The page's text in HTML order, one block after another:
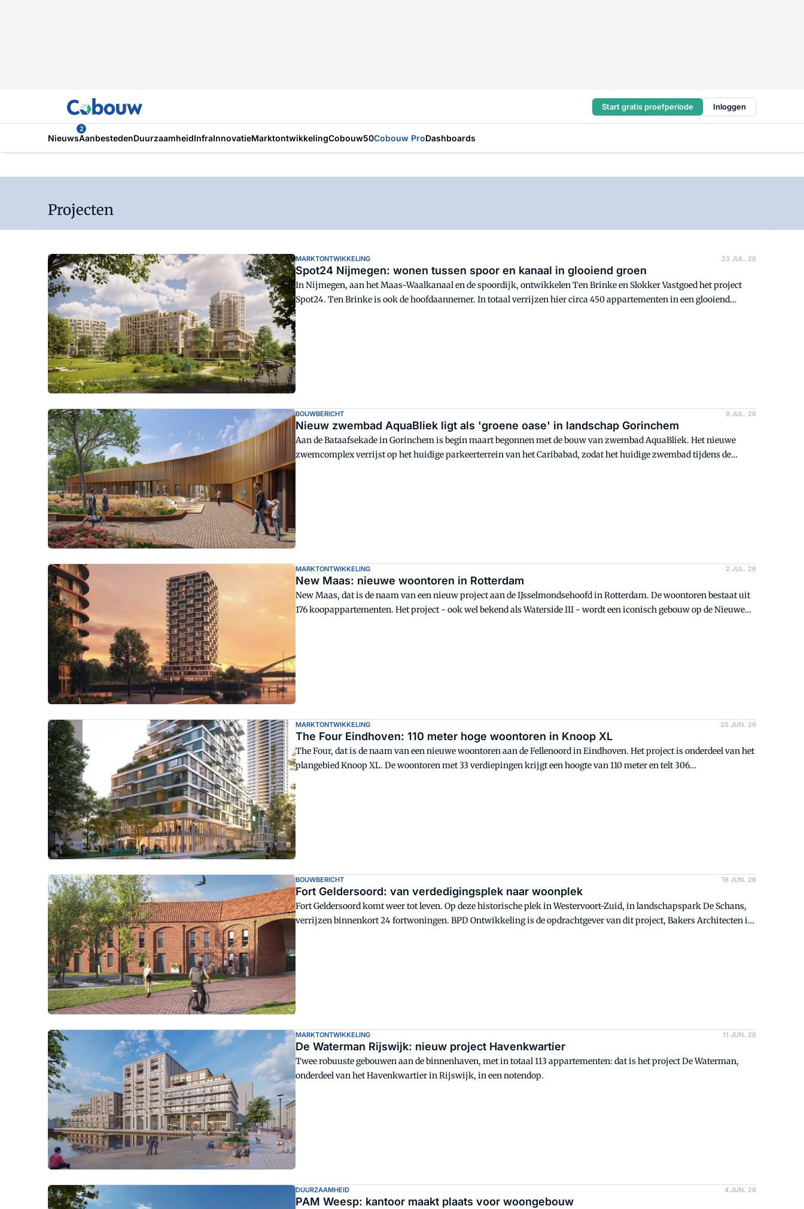
Start gratis proefperiode Inloggen
Nieuws
2
AanbestedenDuurzaamheidInfraInnovatieMarktontwikkelingCobouw50Cobouw ProDashboards
Projecten
MARKTONTWIKKELING 23 JUL. 26
Spot24 Nijmegen: wonen tussen spoor en kanaal in glooiend groen
In Nijmegen, aan het Maas-Waalkanaal en de spoordijk, ontwikkelen Ten Brinke en Slokker Vastgoed het project
Spot24. Ten Brinke is ook de hoofdaannemer. In totaal verrijzen hier circa 450 appartementen in een glooiend
BOUWBERICHT 9 JUL. 26
Nieuw zwembad AquaBliek ligt als 'groene oase' in landschap Gorinchem
Aan de Bataafsekade in Gorinchem is begin maart begonnen met de bouw van zwembad AquaBliek. Het nieuwe
zwemcomplex verrijst op het huidige parkeerterrein van het Caribabad, zodat het huidige zwembad tijdens de
MARKTONTWIKKELING 2 JUL. 26
New Maas: nieuwe woontoren in Rotterdam
New Maas, dat is de naam van een nieuw project aan de IJsselmondsehoofd in Rotterdam. De woontoren bestaat uit
176 koopappartementen. Het project - ook wel bekend als Waterside III - wordt een iconisch gebouw op de Nieuwe
MARKTONTWIKKELING 25 JUN. 26
The Four Eindhoven: 110 meter hoge woontoren in Knoop XL
The Four, dat is de naam van een nieuwe woontoren aan de Fellenoord in Eindhoven. Het project is onderdeel van het
plangebied Knoop XL. De woontoren met 33 verdiepingen krijgt een hoogte van 110 meter en telt 306
BOUWBERICHT 18 JUN. 26
Fort Geldersoord: van verdedigingsplek naar woonplek
Fort Geldersoord komt weer tot leven. Op deze historische plek in Westervoort-Zuid, in landschapspark De Schans,
verrijzen binnenkort 24 fortwoningen. BPD Ontwikkeling is de opdrachtgever van dit project, Bakers Architecten is
MARKTONTWIKKELING 11 JUN. 26
De Waterman Rijswijk: nieuw project Havenkwartier
Twee robuuste gebouwen aan de binnenhaven, met in totaal 113 appartementen: dat is het project De Waterman,
onderdeel van het Havenkwartier in Rijswijk, in een notendop.
DUURZAAMHEID 4 JUN. 26
PAM Weesp: kantoor maakt plaats voor woongebouw